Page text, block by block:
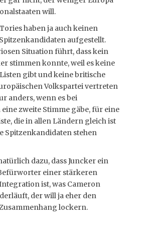
will.
haben ja auch keinen
aufgestellt.
Situation führt, dass kein
stimmen konnte, weil es keine
gibt und keine britische
Volkspartei vertreten
anders, wenn es bei
zweite Stimme gäbe, für eine
die in allen Ländern gleich ist
Spitzenkandidaten stehen
dazu, dass Juncker ein
einer stärkeren
ist, was Cameron
der will ja eher den
lockern.